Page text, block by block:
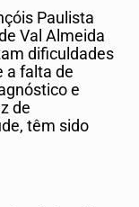
Paulista
Val Almeida
dificuldades
a falta de
e
de
têm sido